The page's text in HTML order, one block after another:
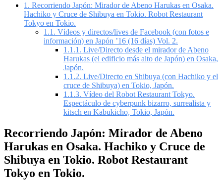
1. Recorriendo Japón: Mirador de Abeno Harukas en Osaka.
Hachiko y Cruce de Shibuya en Tokio. Robot Restaurant
Tokyo en Tokio.
1.1. Vídeos y directos/lives de Facebook (con fotos e
información) en Japón ’16 (16 días) Vol. 2.
1.1.1. Live/Directo desde el mirador de Abeno
Harukas (el edificio más alto de Japón) en Osaka,
Japón.
1.1.2. Live/Directo en Shibuya (con Hachiko y el
cruce de Shibuya) en Tokio, Japón.
1.1.3. Vídeo del Robot Restaurant Tokyo.
Espectáculo de cyberpunk bizarro, surrealista y
kitsch en Kabukicho, Tokio, Japón.
Recorriendo Japón: Mirador de Abeno
Harukas en Osaka. Hachiko y Cruce de
Shibuya en Tokio. Robot Restaurant
Tokyo en Tokio.